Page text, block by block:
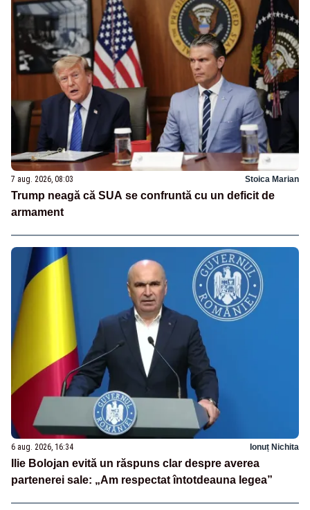
7 aug. 2026, 08:03 Stoica Marian
Trump neagă că SUA se confruntă cu un deficit de
armament
6 aug. 2026, 16:34 Ionuț Nichita
Ilie Bolojan evită un răspuns clar despre averea
partenerei sale: „Am respectat întotdeauna legea”